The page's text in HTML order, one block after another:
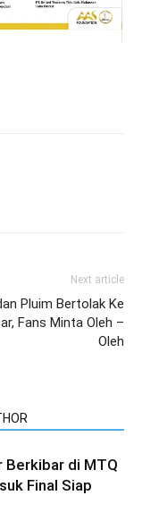
Next article
Pluim Bertolak Ke
Fans Minta Oleh –
Oleh
Berkibar di MTQ
Final Siap